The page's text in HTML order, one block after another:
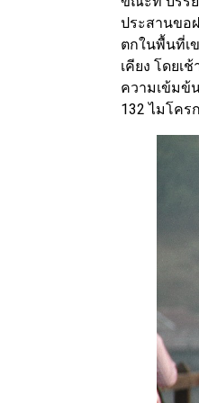
ประสานขอ
ตกในพื้นที่เ
เคียง โดยเ
ความเข้มข้
132 ไมโคร